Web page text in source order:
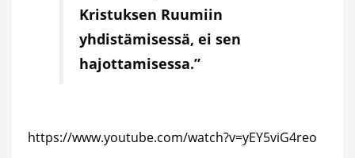
Kristuksen Ruumiin
yhdistämisessä, ei sen
hajottamisessa.”
https://www.youtube.com/watch?v=yEY5viG4reo